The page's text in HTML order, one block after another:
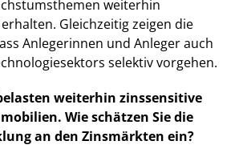
weiterhin
Gleichzeitig zeigen die
Anlegerinnen und Anleger auch
selektiv vorgehen.
weiterhin zinssensitive
Wie schätzen Sie die
an den Zinsmärkten ein?